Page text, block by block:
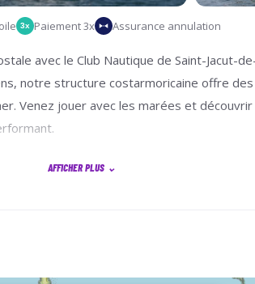
3x Paiement 3x Assurance annulation
avec le Club Nautique de Saint-Jacut-
notre structure costarmoricaine offre
Venez jouer avec les marées et
AFFICHER PLUS ⌄